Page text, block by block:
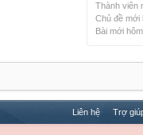
Thành viên
Chủ đề mới
Bài mới
Liên hệ Trợ